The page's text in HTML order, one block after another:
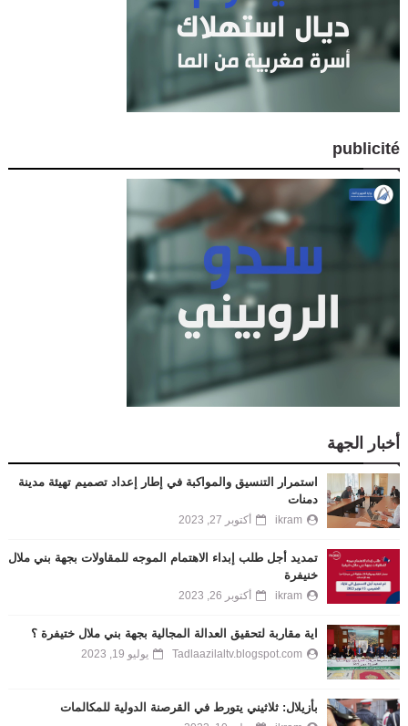
publicité
أخبار الجهة
استمرار التنسيق والمواكبة في إطار إعداد تصميم تهيئة مدينة
دمنات
ikram أكتوبر 27, 2023
تمديد أجل طلب إبداء الاهتمام الموجه للمقاولات بجهة بني ملال
خنيفرة
ikram أكتوبر 26, 2023
اية مقاربة لتحقيق العدالة المجالية بجهة بني ملال ختيفرة ؟
Tadlaazilaltv.blogspot.com يوليو 19, 2023
بأزيلال: ثلاثيني يتورط في القرصنة الدولية للمكالمات